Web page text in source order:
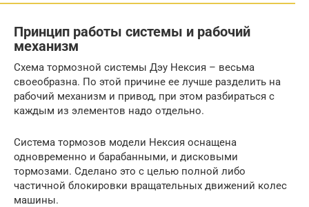
Принцип работы системы и рабочий
механизм
Схема тормозной системы Дэу Нексия – весьма
своеобразна. По этой причине ее лучше разделить на
рабочий механизм и привод, при этом разбираться с
каждым из элементов надо отдельно.
Система тормозов модели Нексия оснащена
одновременно и барабанными, и дисковыми
тормозами. Сделано это с целью полной либо
частичной блокировки вращательных движений колес
машины.